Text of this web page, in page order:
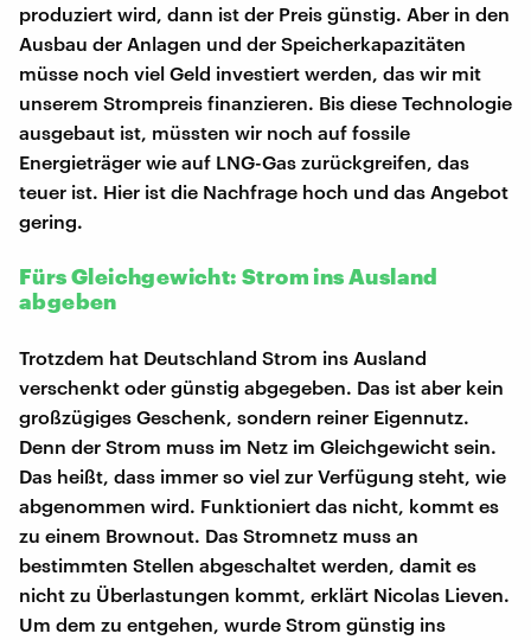
produziert wird, dann ist der Preis günstig. Aber in den
Ausbau der Anlagen und der Speicherkapazitäten
müsse noch viel Geld investiert werden, das wir mit
unserem Strompreis finanzieren. Bis diese Technologie
ausgebaut ist, müssten wir noch auf fossile
Energieträger wie auf LNG-Gas zurückgreifen, das
teuer ist. Hier ist die Nachfrage hoch und das Angebot
gering.
Fürs Gleichgewicht: Strom ins Ausland
abgeben
Trotzdem hat Deutschland Strom ins Ausland
verschenkt oder günstig abgegeben. Das ist aber kein
großzügiges Geschenk, sondern reiner Eigennutz.
Denn der Strom muss im Netz im Gleichgewicht sein.
Das heißt, dass immer so viel zur Verfügung steht, wie
abgenommen wird. Funktioniert das nicht, kommt es
zu einem Brownout. Das Stromnetz muss an
bestimmten Stellen abgeschaltet werden, damit es
nicht zu Überlastungen kommt, erklärt Nicolas Lieven.
Um dem zu entgehen, wurde Strom günstig ins